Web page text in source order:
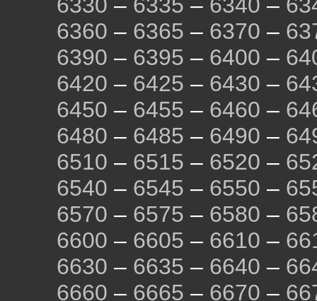
6330 – 6335 – 6340 –
6360 – 6365 – 6370 –
6390 – 6395 – 6400 –
6420 – 6425 – 6430 –
6450 – 6455 – 6460 –
6480 – 6485 – 6490 –
6510 – 6515 – 6520 –
6540 – 6545 – 6550 –
6570 – 6575 – 6580 –
6600 – 6605 – 6610 –
6630 – 6635 – 6640 –
6660 – 6665 – 6670 –